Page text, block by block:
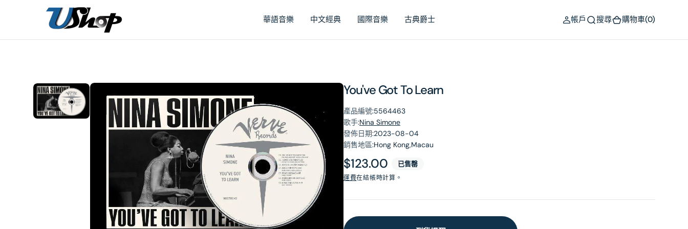
華語音樂 中文經典 國際音樂 古典爵士 帳戶 搜尋 購物車(0)
You've Got To Learn
產品編號:5564463
歌手:Nina Simone
發佈日期:2023-08-04
銷售地區:Hong Kong,Macau
原
價
$123.00 已售罄
運費在結帳時計算。
在
相
簿
中
開